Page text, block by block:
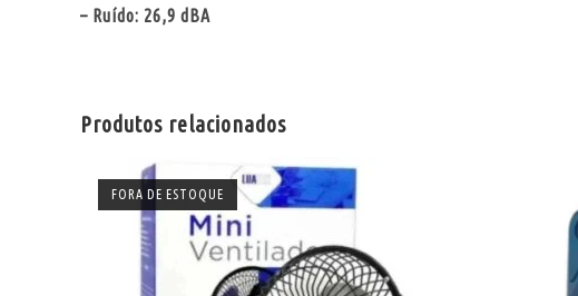
– Ruído: 26,9 dBA
Produtos relacionados
FORA DE ESTOQUE